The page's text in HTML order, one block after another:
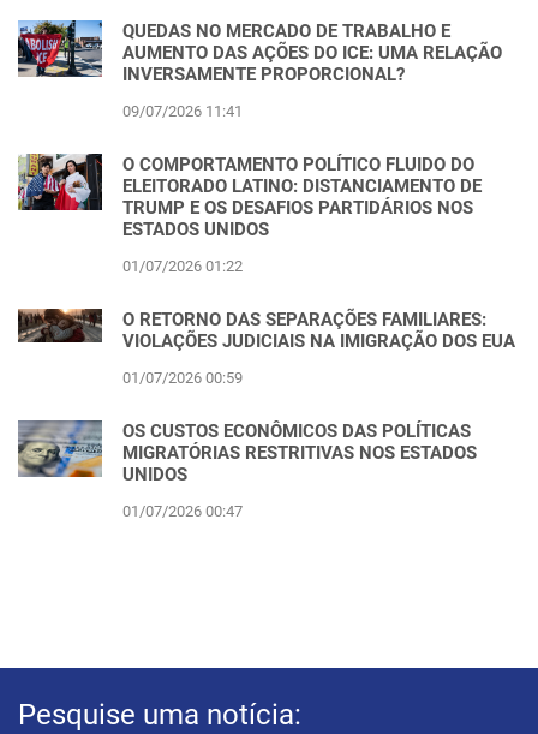
QUEDAS NO MERCADO DE TRABALHO E
AUMENTO DAS AÇÕES DO ICE: UMA RELAÇÃO
INVERSAMENTE PROPORCIONAL?
09/07/2026 11:41
O COMPORTAMENTO POLÍTICO FLUIDO DO
ELEITORADO LATINO: DISTANCIAMENTO DE
TRUMP E OS DESAFIOS PARTIDÁRIOS NOS
ESTADOS UNIDOS
01/07/2026 01:22
O RETORNO DAS SEPARAÇÕES FAMILIARES:
VIOLAÇÕES JUDICIAIS NA IMIGRAÇÃO DOS EUA
01/07/2026 00:59
OS CUSTOS ECONÔMICOS DAS POLÍTICAS
MIGRATÓRIAS RESTRITIVAS NOS ESTADOS
UNIDOS
01/07/2026 00:47
Pesquise uma notícia: